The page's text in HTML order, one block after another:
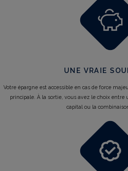
UNE VRAIE
Votre épargne est accessible en cas de force
principale. À la sortie, vous avez le choix
capital ou la